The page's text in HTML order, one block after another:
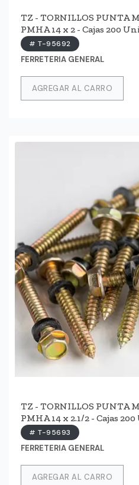
TZ - TORNILLOS PUNTA
PMHA 14 x 2 - Cajas 200
# T-95692
FERRETERIA GENERAL
AGREGAR AL CARRO
TZ - TORNILLOS PUNTA
PMHA 14 x 2.1/2 - Cajas
# T-95693
FERRETERIA GENERAL
AGREGAR AL CARRO